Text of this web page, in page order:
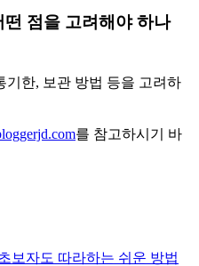
점을 고려해야 하나
기한, 보관 방법 등을 고려하
를 참고하시기 바
보자도 따라하는 쉬운 방법